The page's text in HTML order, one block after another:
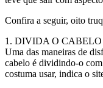
Confira a seguir, oito
1. DIVIDA O
Uma das maneiras de
cabelo é dividindo-o
costuma usar, indica o